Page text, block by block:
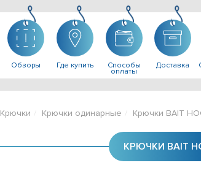
Обзоры Где купить Способы
оплаты
Доставка
Крючки Крючки одинарные Крючки BAIT
КРЮЧКИ BAIT